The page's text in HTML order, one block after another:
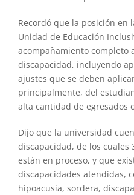
Recordó que la posición en
Unidad de Educación
acompañamiento completo
discapacidad, incluyendo
ajustes que se deben
principalmente, del
alta cantidad de egresados
Dijo que la universidad
discapacidad, de los cuales
están en proceso, y que
discapacidades atendidas,
hipoacusia, sordera,